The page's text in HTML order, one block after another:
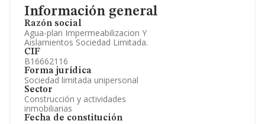
Información general
Razón social
Agua-plan Impermeabilizacion Y
Aislamientos Sociedad Limitada.
CIF
B16662116
Forma jurídica
Sociedad limitada unipersonal
Sector
Construcción y actividades
inmobiliarias
Fecha de constitución
Accionistas.
Participaciones y Vinculaciones en otras empresas.
Artículos de prensa publicados sobre la empresa.
Información oficial y registral complementaria.